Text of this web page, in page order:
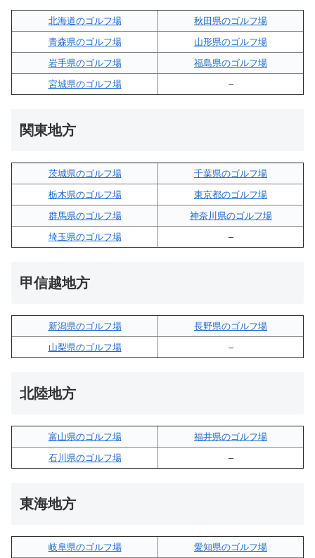
北海道のゴルフ場
秋田県のゴルフ場
青森県のゴルフ場
山形県のゴルフ場
岩手県のゴルフ場
福島県のゴルフ場
宮城県のゴルフ場
–
関東地方
茨城県のゴルフ場
千葉県のゴルフ場
栃木県のゴルフ場
東京都のゴルフ場
群馬県のゴルフ場
神奈川県のゴルフ場
埼玉県のゴルフ場
–
甲信越地方
新潟県のゴルフ場
長野県のゴルフ場
山梨県のゴルフ場
–
北陸地方
富山県のゴルフ場
福井県のゴルフ場
石川県のゴルフ場
–
東海地方
岐阜県のゴルフ場
愛知県のゴルフ場